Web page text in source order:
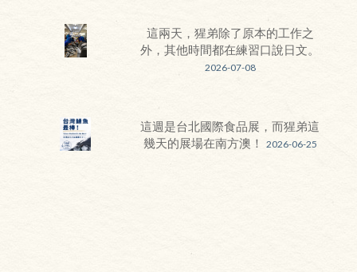
這兩天，猩弟除了原本的工作之
外，其他時間都在練習口說日文。
2026-07-08
這週是台北國際食品展，而猩弟這
幾天的展場在南方澳！
2026-06-25